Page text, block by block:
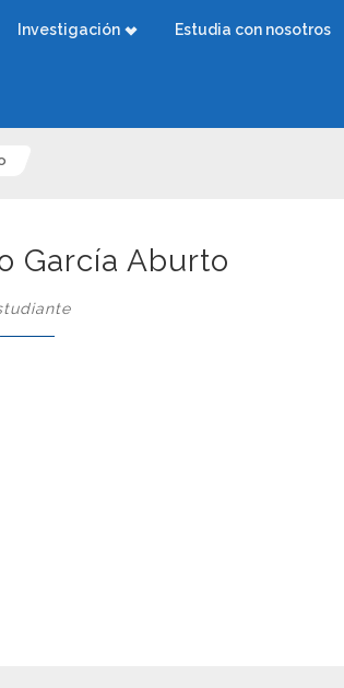
Investigación Estudia con nosotros
García Aburto